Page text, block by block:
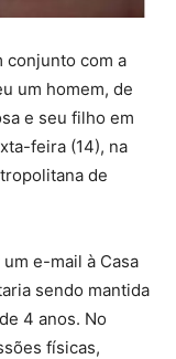
conjunto com a
um homem, de
e seu filho em
feira (14), na
de
e-mail à Casa
sendo mantida
4 anos. No
físicas,